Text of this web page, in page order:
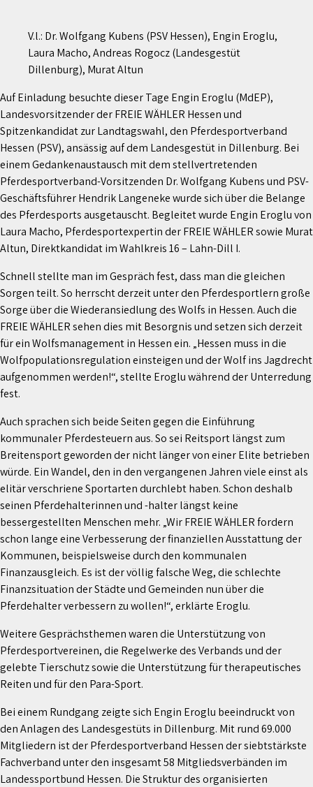
V.l.: Dr. Wolfgang Kubens (PSV Hessen), Engin Eroglu,
Laura Macho, Andreas Rogocz (Landesgestüt
Dillenburg), Murat Altun
Auf Einladung besuchte dieser Tage Engin Eroglu (MdEP),
Landesvorsitzender der FREIE WÄHLER Hessen und
Spitzenkandidat zur Landtagswahl, den Pferdesportverband
Hessen (PSV), ansässig auf dem Landesgestüt in Dillenburg. Bei
einem Gedankenaustausch mit dem stellvertretenden
Pferdesportverband-Vorsitzenden Dr. Wolfgang Kubens und PSV-
Geschäftsführer Hendrik Langeneke wurde sich über die Belange
des Pferdesports ausgetauscht. Begleitet wurde Engin Eroglu von
Laura Macho, Pferdesportexpertin der FREIE WÄHLER sowie Murat
Altun, Direktkandidat im Wahlkreis 16 – Lahn-Dill I.
Schnell stellte man im Gespräch fest, dass man die gleichen
Sorgen teilt. So herrscht derzeit unter den Pferdesportlern große
Sorge über die Wiederansiedlung des Wolfs in Hessen. Auch die
FREIE WÄHLER sehen dies mit Besorgnis und setzen sich derzeit
für ein Wolfsmanagement in Hessen ein. „Hessen muss in die
Wolfpopulationsregulation einsteigen und der Wolf ins Jagdrecht
aufgenommen werden!“, stellte Eroglu während der Unterredung
fest.
Auch sprachen sich beide Seiten gegen die Einführung
kommunaler Pferdesteuern aus. So sei Reitsport längst zum
Breitensport geworden der nicht länger von einer Elite betrieben
würde. Ein Wandel, den in den vergangenen Jahren viele einst als
elitär verschriene Sportarten durchlebt haben. Schon deshalb
seinen Pferdehalterinnen und -halter längst keine
bessergestellten Menschen mehr. „Wir FREIE WÄHLER fordern
schon lange eine Verbesserung der finanziellen Ausstattung der
Kommunen, beispielsweise durch den kommunalen
Finanzausgleich. Es ist der völlig falsche Weg, die schlechte
Finanzsituation der Städte und Gemeinden nun über die
Pferdehalter verbessern zu wollen!“, erklärte Eroglu.
Weitere Gesprächsthemen waren die Unterstützung von
Pferdesportvereinen, die Regelwerke des Verbands und der
gelebte Tierschutz sowie die Unterstützung für therapeutisches
Reiten und für den Para-Sport.
Bei einem Rundgang zeigte sich Engin Eroglu beeindruckt von
den Anlagen des Landesgestüts in Dillenburg. Mit rund 69.000
Mitgliedern ist der Pferdesportverband Hessen der siebtstärkste
Fachverband unter den insgesamt 58 Mitgliedsverbänden im
Landessportbund Hessen. Die Struktur des organisierten